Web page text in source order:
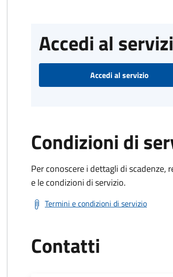
Accedi al
Accedi al servizio
Condizioni di
Per conoscere i dettagli di
e le condizioni di servizio.
Termini e condizioni di servizio
Contatti